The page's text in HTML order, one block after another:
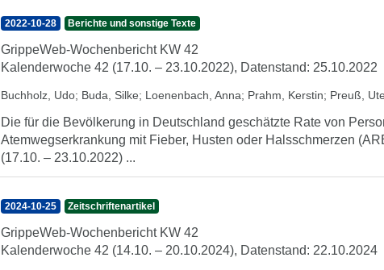
2022-10-28 Berichte und sonstige Texte
GrippeWeb-Wochenbericht KW 42
Kalenderwoche 42 (17.10. – 23.10.2022), Datenstand: 25.10.2022
Buchholz, Udo; Buda, Silke; Loenenbach, Anna; Prahm, Kerstin; Preuß, Ute
Die für die Bevölkerung in Deutschland geschätzte Rate von
Atemwegserkrankung mit Fieber, Husten oder Halsschmerzen
(17.10. – 23.10.2022) ...
2024-10-25 Zeitschriftenartikel
GrippeWeb-Wochenbericht KW 42
Kalenderwoche 42 (14.10. – 20.10.2024), Datenstand: 22.10.2024